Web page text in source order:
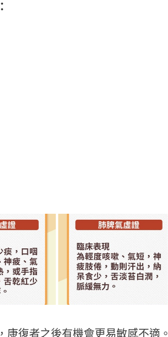
復者之後有機會更易敏感不適。